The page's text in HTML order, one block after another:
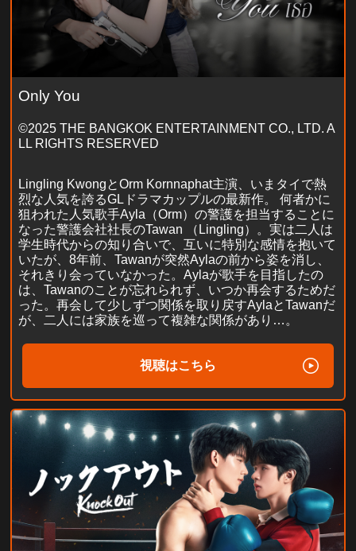
Only You
©2025 THE BANGKOK ENTERTAINMENT CO., LTD. A
LL RIGHTS RESERVED
Lingling KwongとOrm Kornnaphat主演、いまタイで熱
烈な人気を誇るGLドラマカップルの最新作。 何者かに
狙われた人気歌手Ayla（Orm）の警護を担当することに
なった警護会社社長のTawan （Lingling）。実は二人は
学生時代からの知り合いで、互いに特別な感情を抱いて
いたが、8年前、Tawanが突然Aylaの前から姿を消し、
それきり会っていなかった。Aylaが歌手を目指したの
は、Tawanのことが忘れられず、いつか再会するためだ
った。再会して少しずつ関係を取り戻すAylaとTawanだ
が、二人には家族を巡って複雑な関係があり…。
視聴はこちら